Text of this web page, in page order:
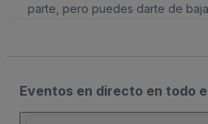
parte, pero puedes darte de
Eventos en directo en todo